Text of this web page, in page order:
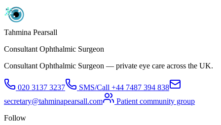
Tahmina Pearsall
Consultant Ophthalmic Surgeon
Consultant Ophthalmic Surgeon — private eye care across the UK.
020 3137 3237 SMS/Call +44 7487 394 838
secretary@tahminapearsall.com
Patient community group
Follow